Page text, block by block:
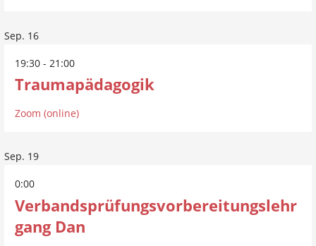
Sep. 16
19:30- 21:00
Traumapädagogik
Zoom (online)
Sep. 19
0:00
Verbandsprüfungsvorbereitungslehr
gang Dan